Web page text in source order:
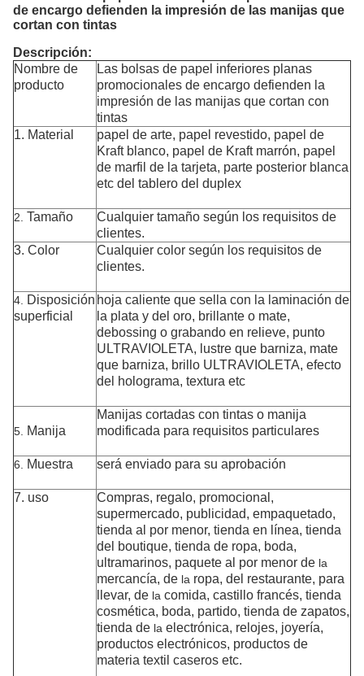
de encargo defienden la impresión de las manijas que
cortan con tintas
Descripción:
Nombre de
producto
Las bolsas de papel inferiores planas
promocionales de encargo defienden la
impresión de las manijas que cortan con
tintas
1. Material
papel de arte, papel revestido, papel de
Kraft blanco, papel de Kraft marrón, papel
de marfil de la tarjeta, parte posterior blanca
etc del tablero del duplex
2. Tamaño
Cualquier tamaño según los requisitos de
clientes.
3. Color
Cualquier color según los requisitos de
clientes.
4.
Disposición
superficial
hoja caliente que sella con la laminación de
la plata y del oro, brillante o mate,
debossing o grabando en relieve, punto
ULTRAVIOLETA, lustre que barniza, mate
que barniza, brillo ULTRAVIOLETA, efecto
del holograma, textura etc
5. Manija
Manijas cortadas con tintas o manija
modificada para requisitos particulares
6. Muestra será enviado para su aprobación
7. uso
Compras, regalo, promocional,
supermercado, publicidad, empaquetado,
tienda al por menor, tienda en línea, tienda
del boutique, tienda de ropa, boda,
ultramarinos, paquete al por menor de la
mercancía, de la ropa, del restaurante, para
llevar, de la comida, castillo francés, tienda
cosmética, boda, partido, tienda de zapatos,
tienda de la electrónica, relojes, joyería,
productos electrónicos, productos de
materia textil caseros etc.